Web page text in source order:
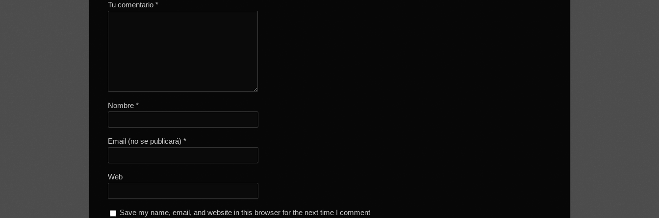
Tu comentario*
Nombre*
Email (no se publicará)*
Web
Save my name, email, and website in this browser for the next time I comment